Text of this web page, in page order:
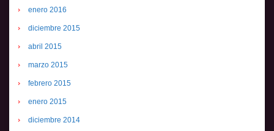
enero 2016
diciembre 2015
abril 2015
marzo 2015
febrero 2015
enero 2015
diciembre 2014